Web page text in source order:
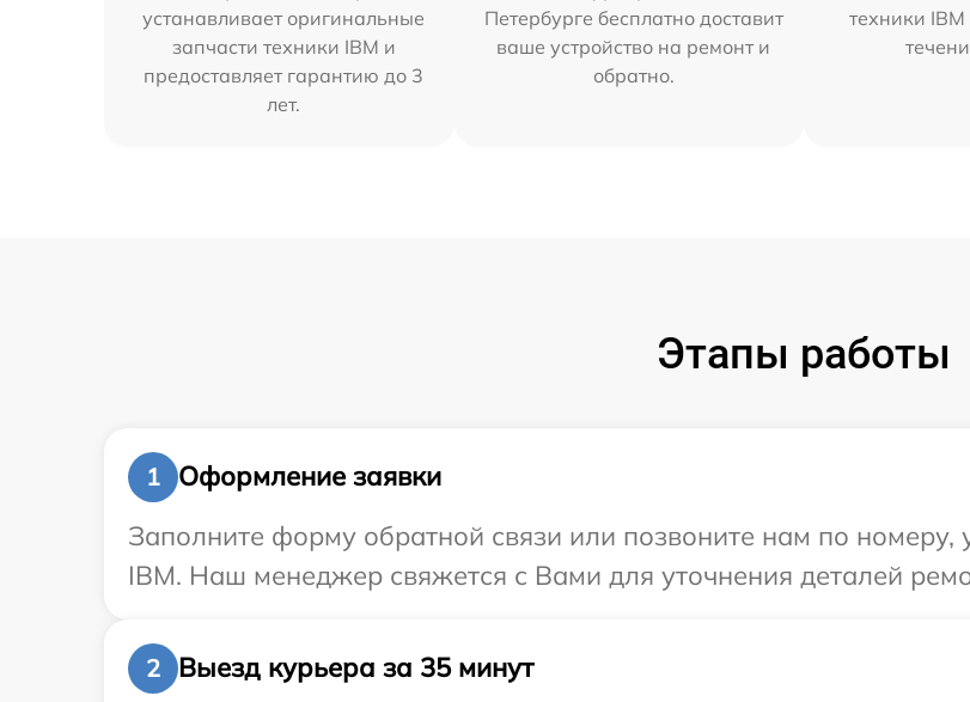
устанавливает оригинальные
запчасти техники IBM и
предоставляет гарантию до 3
лет.
Петербурге бесплатно доставит
ваше устройство на ремонт и
обратно.
техники
Этапы работы
1
Оформление заявки
Заполните форму обратной связи или позвоните нам по номеру,
IBM. Наш менеджер свяжется с Вами для уточнения деталей
2
Выезд курьера за 35 минут